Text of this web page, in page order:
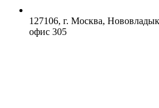
127106, г. Москва,
офис 305